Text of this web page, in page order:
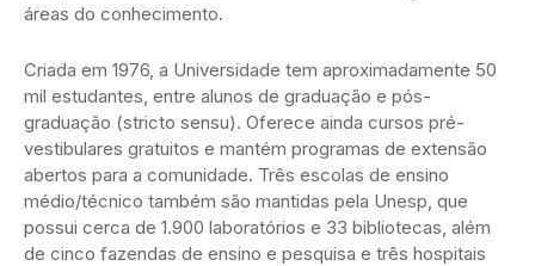
áreas do conhecimento.
Criada em 1976, a Universidade tem aproximadamente 50
mil estudantes, entre alunos de graduação e pós-
graduação (stricto sensu). Oferece ainda cursos pré-
vestibulares gratuitos e mantém programas de extensão
abertos para a comunidade. Três escolas de ensino
médio/técnico também são mantidas pela Unesp, que
possui cerca de 1.900 laboratórios e 33 bibliotecas, além
de cinco fazendas de ensino e pesquisa e três hospitais